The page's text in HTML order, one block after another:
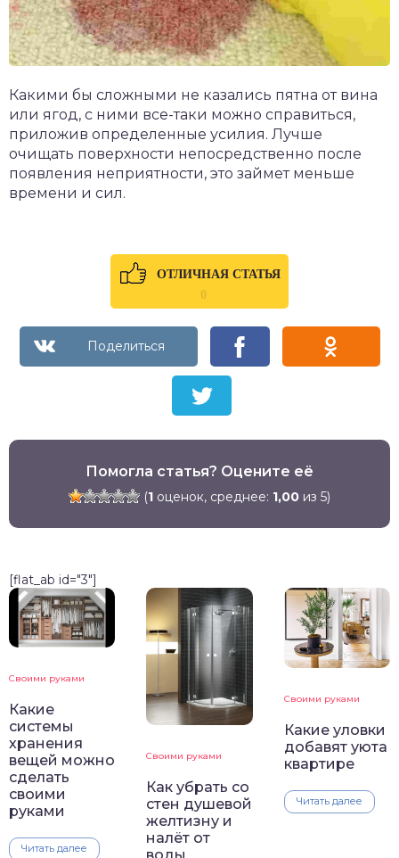
Какими бы сложными не казались пятна от вина
или ягод, с ними все-таки можно справиться,
приложив определенные усилия. Лучше
очищать поверхности непосредственно после
появления неприятности, это займет меньше
времени и сил.
ОТЛИЧНАЯ СТАТЬЯ
0
Помогла статья? Оцените её
(1 оценок, среднее: 1,00 из 5)
[flat_ab id="3"]
Своими руками
Какие
системы
хранения
вещей можно
сделать
своими
руками
Читать далее
Своими руками
Как убрать со
стен душевой
желтизну и
налёт от
Своими руками
Какие уловки
добавят уюта
квартире
Читать далее